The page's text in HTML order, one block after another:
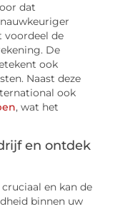
dat
voordeel de
De
ook
Naast deze
ook
, wat het
en ontdek
en kan de
binnen uw